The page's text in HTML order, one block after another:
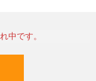
中です。